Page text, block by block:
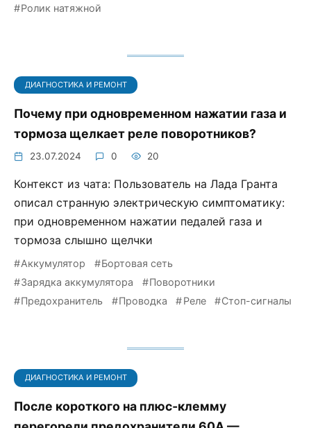
Ролик натяжной
ДИАГНОСТИКА И РЕМОНТ
Почему при одновременном нажатии газа и
тормоза щелкает реле поворотников?
23.07.2024 0 20
Контекст из чата: Пользователь на Лада Гранта
описал странную электрическую симптоматику:
при одновременном нажатии педалей газа и
тормоза слышно щелчки
Аккумулятор
Бортовая сеть
Зарядка аккумулятора
Поворотники
Предохранитель
Проводка Реле Стоп-сигналы
ДИАГНОСТИКА И РЕМОНТ
После короткого на плюс‑клемму